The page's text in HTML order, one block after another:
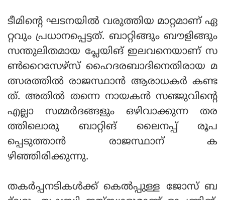
ടീമിന്റെ ഘടനയില്‍ വരുത്തിയ മാറ്റമാണ് ഏ
റ്റവും പ്രധാനപ്പെട്ടത്. ബാറ്റിങ്ങും ബൗളിങ്ങും
സന്തുലിതമായ പ്ലേയിങ് ഇലവനെയാണ് സ
ണ്‍റൈസേഴ്‌സ് ഹൈദരബാദിനെതിരായ മ
ത്സരത്തില്‍ രാജസ്ഥാന്‍ ആരാധകര്‍ കണ്ട
ത്. അതില്‍ തന്നെ നായകന്‍ സഞ്ജുവിന്റെ
എല്ലാ സമ്മര്‍ദങ്ങളും ഒഴിവാക്കുന്ന തര
ത്തിലൊരു ബാറ്റിങ് ലൈനപ്പ് രൂപ
പ്പെടുത്താന്‍ രാജസ്ഥാന് ക
ഴിഞ്ഞിരിക്കുന്നു.
തകര്‍പ്പനടികള്‍ക്ക് കെല്‍പ്പുള്ള ജോസ് ബ